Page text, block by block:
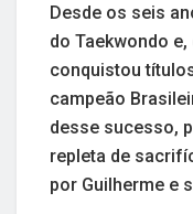
Desde os seis
do Taekwondo
conquistou
campeão
desse sucesso,
repleta de
por Guilherme e